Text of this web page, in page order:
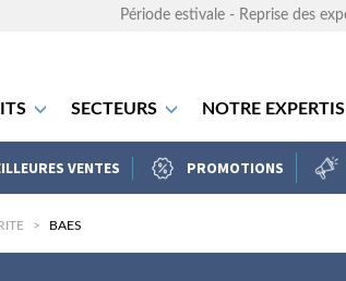
Période estivale - Reprise des
SECTEURS NOTRE
VENTES PROMOTIONS
BAES